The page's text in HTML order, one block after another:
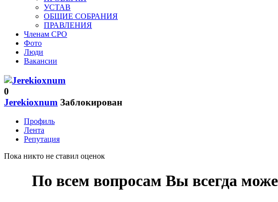
УСТАВ
ОБЩИЕ СОБРАНИЯ
ПРАВЛЕНИЯ
Членам СРО
Фото
Люди
Вакансии
0
Jerekioxnum Заблокирован
Профиль
Лента
Репутация
Пока никто не ставил оценок
По всем вопросам Вы всегда